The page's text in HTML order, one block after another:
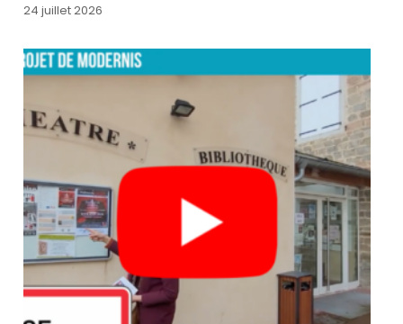
24 juillet 2026